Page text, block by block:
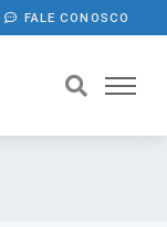
FALE CONOSCO